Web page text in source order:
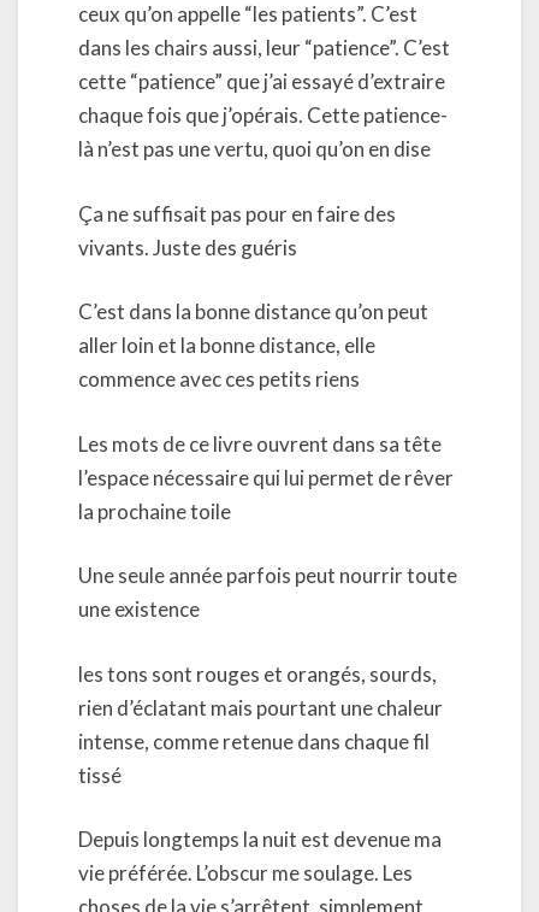
ceux qu’on appelle “les patients”. C’est
dans les chairs aussi, leur “patience”. C’est
cette “patience” que j’ai essayé d’extraire
chaque fois que j’opérais. Cette patience-
là n’est pas une vertu, quoi qu’on en dise
Ça ne suffisait pas pour en faire des
vivants. Juste des guéris
C’est dans la bonne distance qu’on peut
aller loin et la bonne distance, elle
commence avec ces petits riens
Les mots de ce livre ouvrent dans sa tête
l’espace nécessaire qui lui permet de rêver
la prochaine toile
Une seule année parfois peut nourrir toute
une existence
les tons sont rouges et orangés, sourds,
rien d’éclatant mais pourtant une chaleur
intense, comme retenue dans chaque fil
tissé
Depuis longtemps la nuit est devenue ma
vie préférée. L’obscur me soulage. Les
choses de la vie s’arrêtent, simplement,